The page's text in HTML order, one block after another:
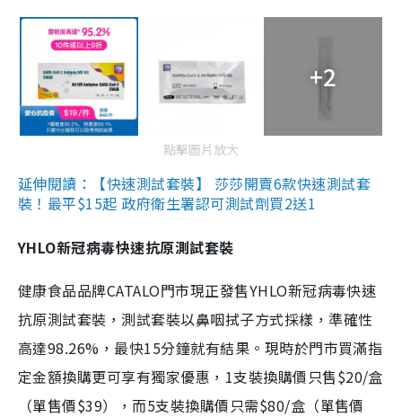
+2
點擊圖片放大
延伸閱讀：【快速測試套裝】 莎莎開賣6款快速測試套
裝！最平$15起 政府衛生署認可測試劑買2送1
YHLO新冠病毒快速抗原測試套裝
健康食品品牌CATALO門市現正發售YHLO新冠病毒快速
抗原測試套裝，測試套裝以鼻咽拭子方式採樣，準確性
高達98.26%，最快15分鐘就有結果。現時於門市買滿指
定金額換購更可享有獨家優惠，1支裝換購價只售$20/盒
（單售價$39），而5支裝換購價只需$80/盒（單售價